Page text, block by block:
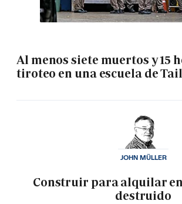
Al menos siete muertos y 15
tiroteo en una escuela de
Construir para alquilar
destruido
JOHN MÜLLER